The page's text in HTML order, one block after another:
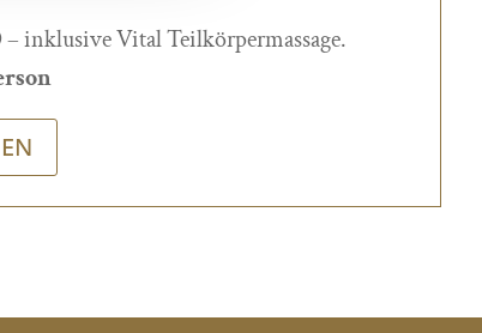
inklusive Vital Teilkörpermassage.